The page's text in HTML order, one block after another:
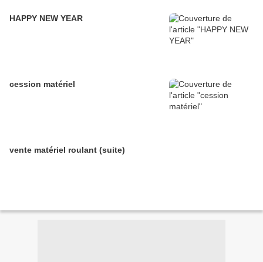
HAPPY NEW YEAR
cession matériel
vente matériel roulant (suite)